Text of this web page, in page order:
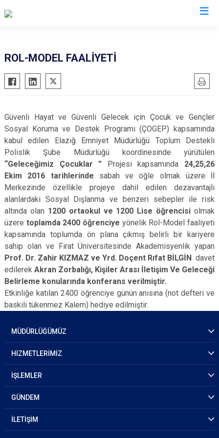
ROL-MODEL FAALİYETİ
Güvenli Hayat ve Güvenli Gelecek için Çocuk ve Gençler
Sosyal Koruma ve Destek Programı (ÇOGEP) kapsamında
kabul edilen Elazığ Emniyet Müdürlüğü Toplum Destekli
Polislik Şube Müdürlüğü koordinesinde yürütülen
“Geleceğimiz Çocuklar ” Projesi kapsamında 24,25,26
Ekim 2016 tarihlerinde sabah ve öğle olmak üzere
İl
Merkezinde özellikle projeye dahil edilen dezavantajlı
alanlardaki Sosyal Dışlanma ve benzeri sebepler ile risk
altında olan 1200 ortaokul ve 1200 Lise öğrencisi olmak
üzere toplamda 2400 öğrenciye yönelik Rol-Model faaliyeti
kapsamında toplumda ön plana çıkmış belirli bir kariyere
sahip olan ve Fırat Üniversitesinde Akademisyenlik yapan
Prof. Dr. Zahir KIZMAZ ve Yrd. Doçent Rıfat BİLGİN davet
edilerek Akran Zorbalığı, Kişiler Arası İletişim Ve Geleceği
Belirleme konularında konferans verilmiştir.
Etkinliğe katılan 2400 öğrenciye günün anısına (not defteri ve
baskılı tükenmez Kalem) hediye edilmiştir.
MÜDÜRLÜĞÜMÜZ
HİZMETLERİMİZ
İŞLEMLER
GÜNDEM
İLETİŞİM